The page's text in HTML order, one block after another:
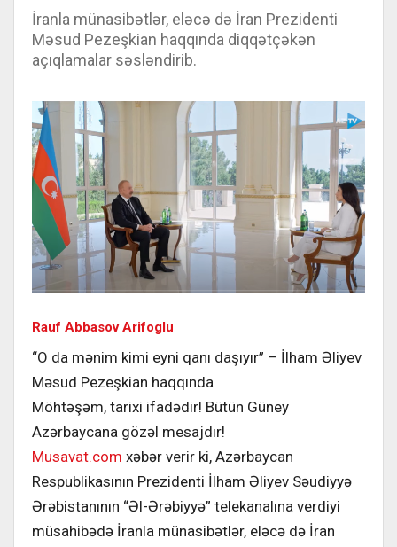
İranla münasibətlər, eləcə də İran Prezidenti
Məsud Pezeşkian haqqında diqqətçəkən
açıqlamalar səsləndirib.
Rauf Abbasov Arifoglu
“O da mənim kimi eyni qanı daşıyır” – İlham Əliyev
Məsud Pezeşkian haqqında
Möhtəşəm, tarixi ifadədir! Bütün Güney
Azərbaycana gözəl mesajdır!
Musavat.com xəbər verir ki, Azərbaycan
Respublikasının Prezidenti İlham Əliyev Səudiyyə
Ərəbistanının “Əl-Ərəbiyyə” telekanalına verdiyi
müsahibədə İranla münasibətlər, eləcə də İran